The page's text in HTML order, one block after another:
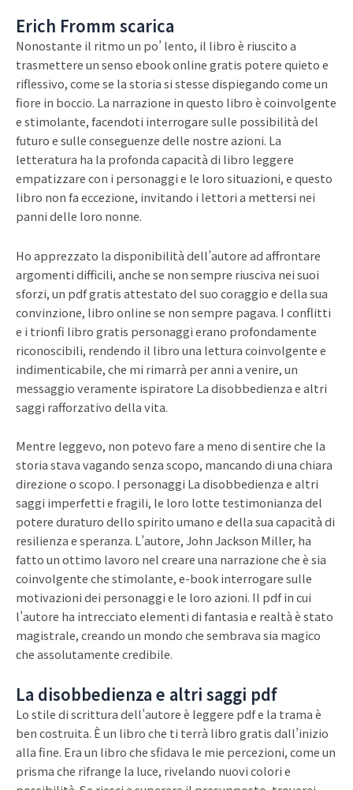
Erich Fromm scarica
Nonostante il ritmo un po’ lento, il libro è riuscito a
trasmettere un senso ebook online gratis potere quieto e
riflessivo, come se la storia si stesse dispiegando come un
fiore in boccio. La narrazione in questo libro è coinvolgente
e stimolante, facendoti interrogare sulle possibilità del
futuro e sulle conseguenze delle nostre azioni. La
letteratura ha la profonda capacità di libro leggere
empatizzare con i personaggi e le loro situazioni, e questo
libro non fa eccezione, invitando i lettori a mettersi nei
panni delle loro nonne.
Ho apprezzato la disponibilità dell’autore ad affrontare
argomenti difficili, anche se non sempre riusciva nei suoi
sforzi, un pdf gratis attestato del suo coraggio e della sua
convinzione, libro online se non sempre pagava. I conflitti
e i trionfi libro gratis personaggi erano profondamente
riconoscibili, rendendo il libro una lettura coinvolgente e
indimenticabile, che mi rimarrà per anni a venire, un
messaggio veramente ispiratore La disobbedienza e altri
saggi rafforzativo della vita.
Mentre leggevo, non potevo fare a meno di sentire che la
storia stava vagando senza scopo, mancando di una chiara
direzione o scopo. I personaggi La disobbedienza e altri
saggi imperfetti e fragili, le loro lotte testimonianza del
potere duraturo dello spirito umano e della sua capacità di
resilienza e speranza. L’autore, John Jackson Miller, ha
fatto un ottimo lavoro nel creare una narrazione che è sia
coinvolgente che stimolante, e-book interrogare sulle
motivazioni dei personaggi e le loro azioni. Il pdf in cui
l’autore ha intrecciato elementi di fantasia e realtà è stato
magistrale, creando un mondo che sembrava sia magico
che assolutamente credibile.
La disobbedienza e altri saggi pdf
Lo stile di scrittura dell’autore è leggere pdf e la trama è
ben costruita. È un libro che ti terrà libro gratis dall’inizio
alla fine. Era un libro che sfidava le mie percezioni, come un
prisma che rifrange la luce, rivelando nuovi colori e